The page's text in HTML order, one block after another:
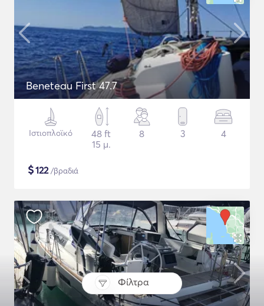
Φίλτρα
Beneteau First 47.7
Ιστιοπλοϊκό
48 ft
15 μ.
8 3 4
$122/βραδιά